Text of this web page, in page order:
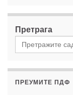
Претрага
ПРЕУМИТЕ ПДФ